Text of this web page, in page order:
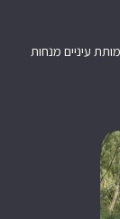
עיניים מנחות